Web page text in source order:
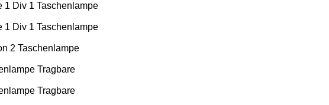
1 Div 1 Taschenlampe
1 Div 1 Taschenlampe
2 Taschenlampe
Tragbare
Tragbare